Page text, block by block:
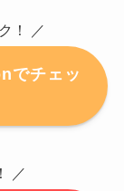
！ ／
でチェッ
／